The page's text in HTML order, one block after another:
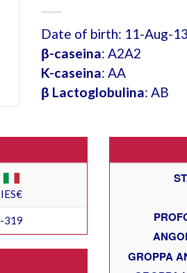
Date of birth: 11-Aug-13
β-caseina: A2A2
K-caseina: AA
β Lactoglobulina: AB
IES€
-319